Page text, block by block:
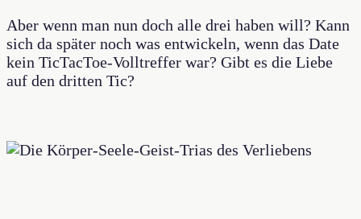
Aber wenn man nun doch alle drei haben will? Kann
sich da später noch was entwickeln, wenn das Date
kein TicTacToe-Volltreffer war? Gibt es die Liebe
auf den dritten Tic?